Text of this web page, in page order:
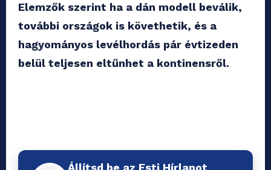
Elemzők szerint ha a dán modell beválik,
további országok is követhetik, és a
hagyományos levélhordás pár évtizeden
belül teljesen eltűnhet a kontinensről.